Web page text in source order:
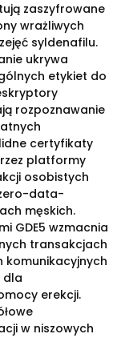
zaszyfrowane
wrażliwych
syldenafilu.
ukrywa
etykiet do
rozpoznawanie
certyfikaty
platformy
osobistych
data-
męskich.
GDE5 wzmacnia
transakcjach
komunikacyjnych
dla
erekcji.
w niszowych